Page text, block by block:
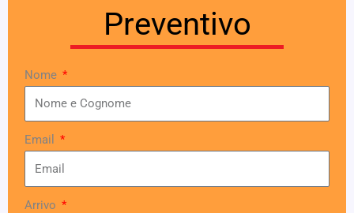
Preventivo
Nome
Email
Arrivo